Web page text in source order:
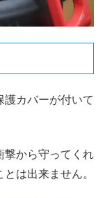
護カバーが付いて
撃から守ってくれ
は出来ません。